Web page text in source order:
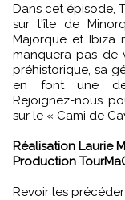
Dans cet épisode,
sur l'île de
Majorque et Ibiza
manquera pas de
préhistorique, sa
en font une
Rejoignez-nous
sur le « Cami de
Réalisation Laurie
Production
Revoir les